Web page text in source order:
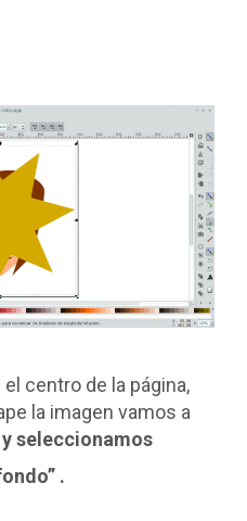
centro de la página,
la imagen vamos a
seleccionamos
.